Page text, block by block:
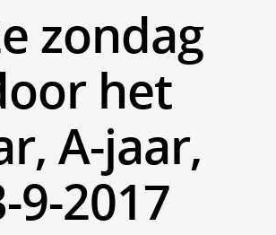
zondag
het
A-jaar,
9-2017